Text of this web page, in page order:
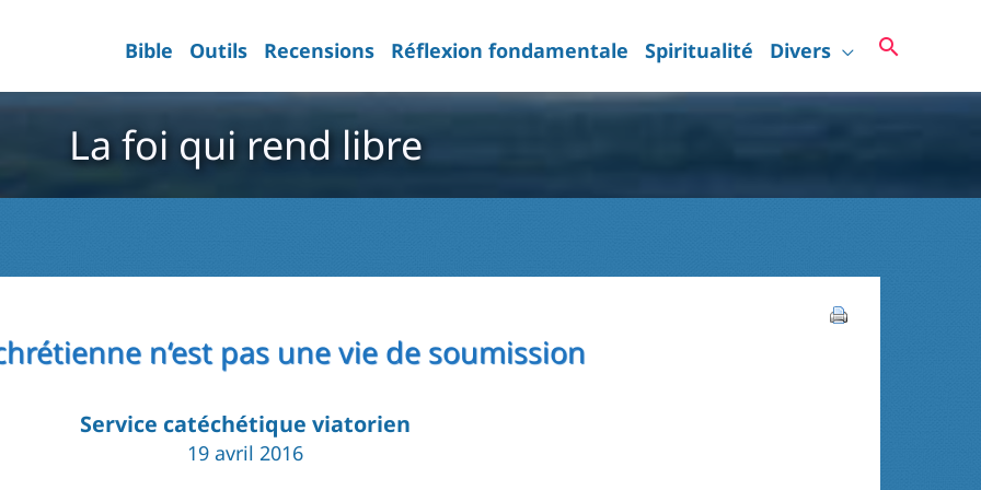
Bible Outils Recensions Réflexion fondamentale Spiritualité Divers
La foi qui rend libre
n‘est pas une vie de soumission
Service catéchétique viatorien
19 avril 2016